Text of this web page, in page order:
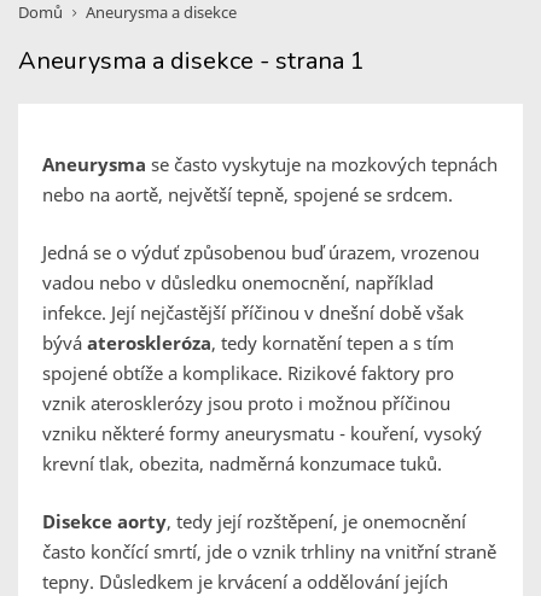
Domů Aneurysma a disekce
Aneurysma a disekce - strana 1
Aneurysma se často vyskytuje na mozkových tepnách
nebo na aortě, největší tepně, spojené se srdcem.
Jedná se o výduť způsobenou buď úrazem, vrozenou
vadou nebo v důsledku onemocnění, například
infekce. Její nejčastější příčinou v dnešní době však
bývá ateroskleróza, tedy kornatění tepen a s tím
spojené obtíže a komplikace. Rizikové faktory pro
vznik aterosklerózy jsou proto i možnou příčinou
vzniku některé formy aneurysmatu - kouření, vysoký
krevní tlak, obezita, nadměrná konzumace tuků.
Disekce aorty, tedy její rozštěpení, je onemocnění
často končící smrtí, jde o vznik trhliny na vnitřní straně
tepny. Důsledkem je krvácení a oddělování jejích